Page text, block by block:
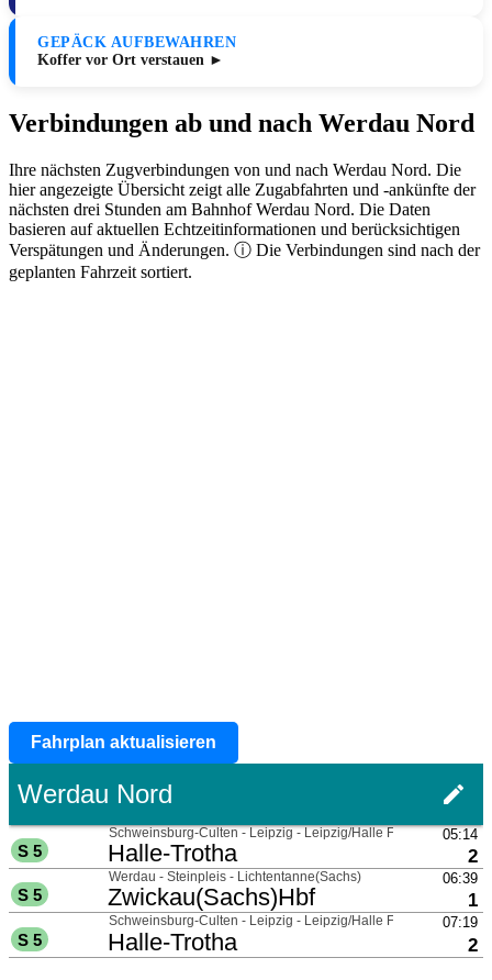
GEPÄCK AUFBEWAHREN
Koffer vor Ort verstauen ►
Verbindungen ab und nach Werdau Nord
Ihre nächsten Zugverbindungen von und nach Werdau Nord. Die
hier angezeigte Übersicht zeigt alle Zugabfahrten und -ankünfte der
nächsten drei Stunden am Bahnhof Werdau Nord. Die Daten
basieren auf aktuellen Echtzeitinformationen und berücksichtigen
Verspätungen und Änderungen. ⓘ Die Verbindungen sind nach der
geplanten Fahrzeit sortiert.
Fahrplan aktualisieren